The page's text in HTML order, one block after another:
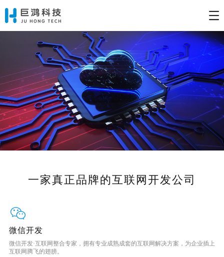
一家真正品牌的互联网开发公司
微信开发
微信开发·互联网整合专家，拥有专业成熟成套的互联网解决方案，为企业插上
互联网腾飞的翅膀。